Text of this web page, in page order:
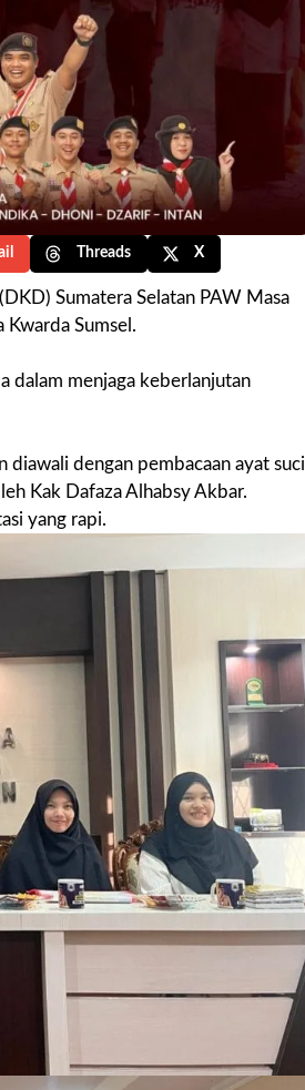
Threads X
Sumatera Selatan PAW Masa
Sumsel.
dalam menjaga keberlanjutan
diawali dengan pembacaan ayat suci
Kak Dafaza Alhabsy Akbar.
yang rapi.